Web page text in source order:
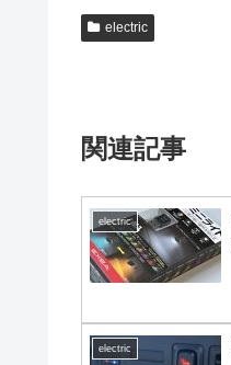
electric
関連記事
electric
electric